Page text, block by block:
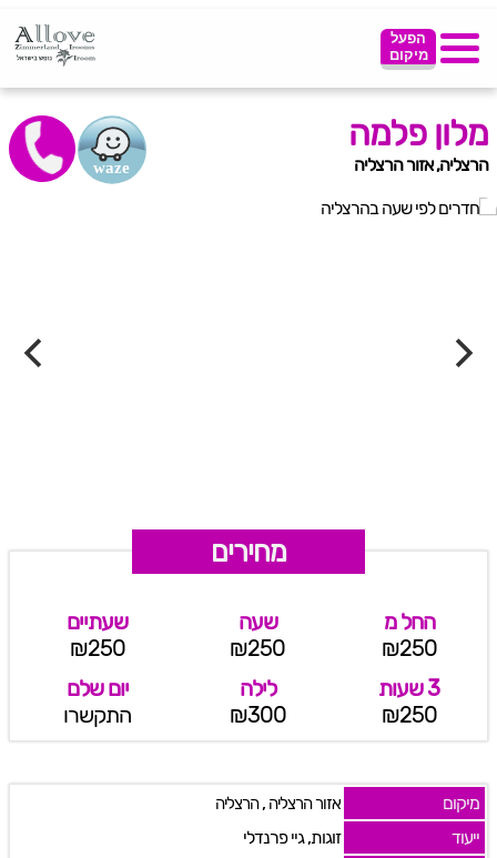
הפעל
מיקום
מלון פלמה
הרצליה, אזור הרצליה
מחירים
החל מ
₪250
שעה
₪250
שעתיים
₪250
3 שעות
₪250
לילה
₪300
יום שלם
התקשרו
מיקום אזור הרצליה,הרצליה
ייעוד
זוגות, גיי פרנדלי